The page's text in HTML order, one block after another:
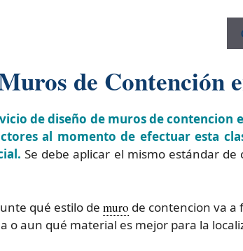
de Contención
de diseño de muros de
al momento de efectuar esta
Se debe aplicar el mismo estándar
qué estilo de muro de contencion va a
o aun qué material es mejor para la